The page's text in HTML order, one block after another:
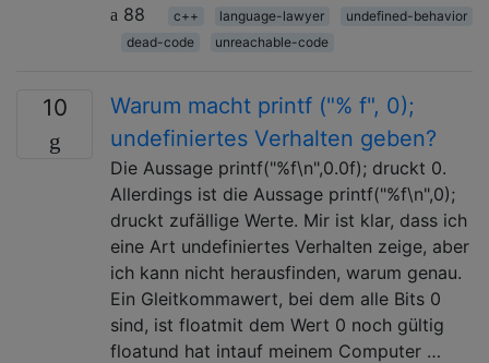
88
c++ language-lawyer
undefined-behavior
dead-code
unreachable-code
10
Warum macht printf ("% f", 0);
undefiniertes Verhalten geben?
Die Aussage printf("%f\n",0.0f); druckt 0.
Allerdings ist die Aussage printf("%f\n",0);
druckt zufällige Werte. Mir ist klar, dass ich
eine Art undefiniertes Verhalten zeige, aber
ich kann nicht herausfinden, warum genau.
Ein Gleitkommawert, bei dem alle Bits 0
sind, ist floatmit dem Wert 0 noch gültig
floatund hat intauf meinem Computer …